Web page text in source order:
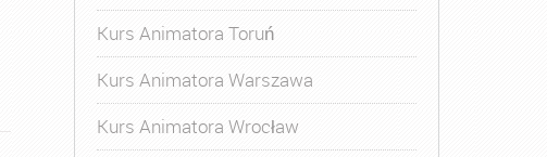
Kurs Animatora Toruń
Kurs Animatora Warszawa
Kurs Animatora Wrocław